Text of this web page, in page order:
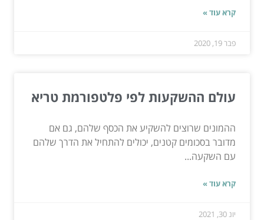
קרא עוד »
פבר 19, 2020
עולם ההשקעות לפי פלטפורמת טריא
ההמונים שרוצים להשקיע את הכסף שלהם, גם אם
מדובר בסכומים קטנים, יכולים להתחיל את הדרך שלהם
עם השקעה...
קרא עוד »
יונ 30, 2021